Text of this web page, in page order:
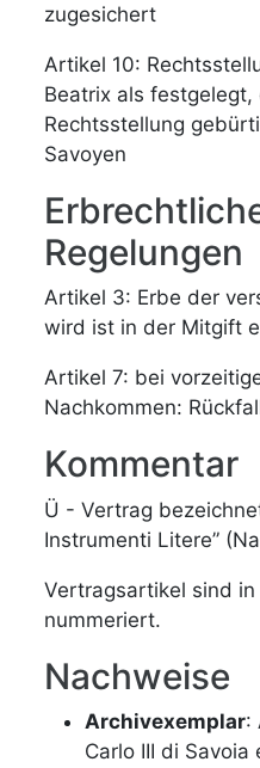
zugesichert
Artikel 10:
Beatrix als
Rechtsstellung
Savoyen
Regelungen
Artikel 3: Erbe der
wird ist in der Mitgift
Artikel 7: bei
Nachkommen:
Kommentar
Ü - Vertrag
Instrumenti Litere”
Vertragsartikel sind
nummeriert.
Nachweise
Archivexemplar:
Carlo III di Savoia